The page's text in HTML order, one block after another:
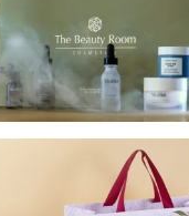
ПОДАРУНКИ ДО 8